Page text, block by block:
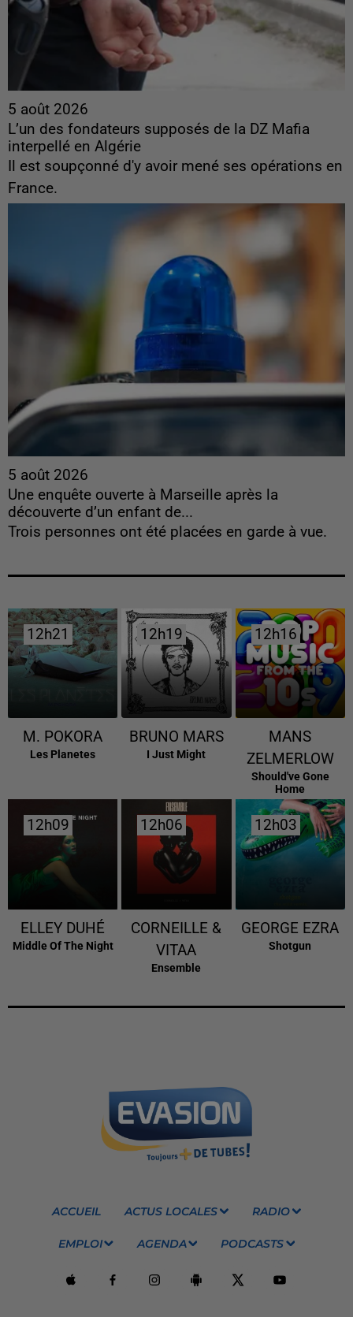
5 août 2026
L’un des fondateurs supposés de la DZ Mafia
interpellé en Algérie
Il est soupçonné d'y avoir mené ses opérations en
France.
5 août 2026
Une enquête ouverte à Marseille après la
découverte d’un enfant de...
Trois personnes ont été placées en garde à vue.
12h21
12h21
M. POKORA
Les Planetes
12h19
12h19
BRUNO MARS
I Just Might
12h16
12h16
MANS
ZELMERLOW
Should've Gone
Home
12h09
12h09
ELLEY DUHÉ
Middle Of The Night
12h06
12h06
CORNEILLE &
VITAA
Ensemble
12h03
12h03
GEORGE EZRA
Shotgun
ACCUEIL ACTUS LOCALES RADIO
EMPLOI AGENDA PODCASTS